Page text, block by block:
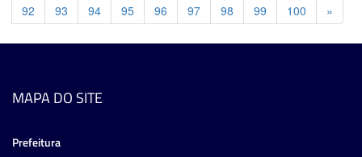
92
93 94 95 96 97 98 99 100 »
MAPA DO SITE
Prefeitura